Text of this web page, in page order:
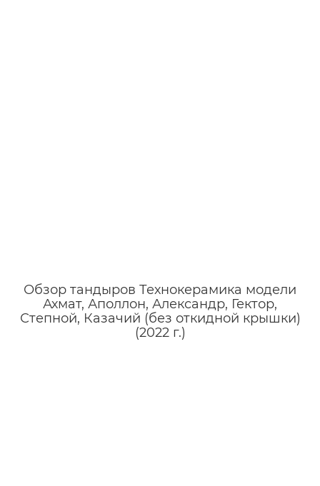
Обзор тандыров Технокерамика модели
Ахмат, Аполлон, Александр, Гектор,
Степной, Казачий (без откидной крышки)
(2022 г.)